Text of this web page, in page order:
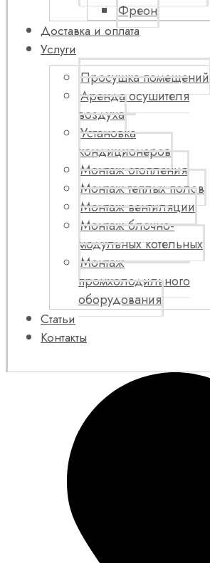
Фреон
Доставка и оплата
Услуги
Просушка помещений
Аренда осушителя
воздуха
Установка
кондиционеров
Монтаж отопления
Монтаж теплых полов
Монтаж вентиляции
Монтаж блочно-
модульных котельных
Монтаж
промхолодильного
оборудования
Статьи
Контакты